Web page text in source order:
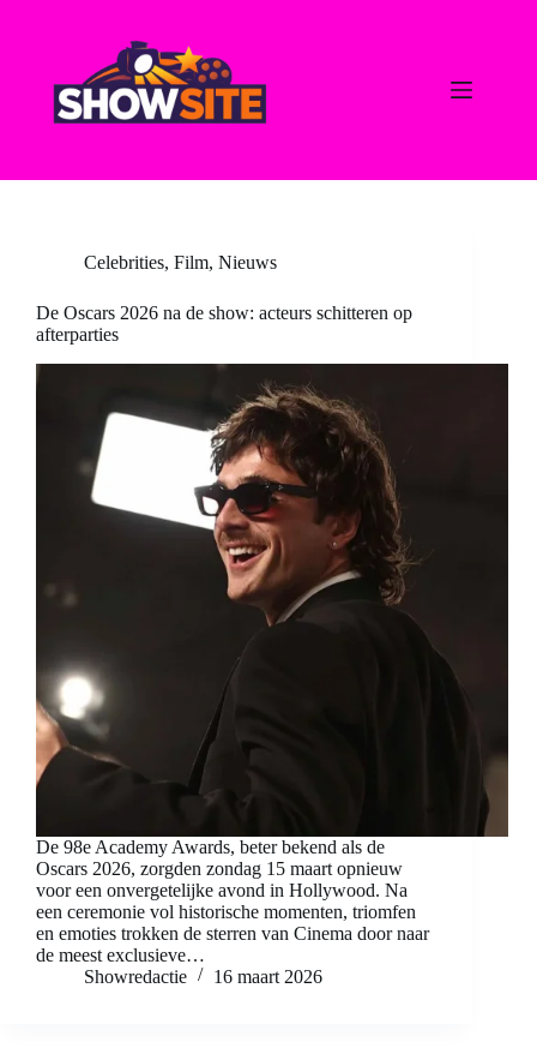
Celebrities, Film, Nieuws
De Oscars 2026 na de show: acteurs schitteren op
afterparties
De 98e Academy Awards, beter bekend als de
Oscars 2026, zorgden zondag 15 maart opnieuw
voor een onvergetelijke avond in Hollywood. Na
een ceremonie vol historische momenten, triomfen
en emoties trokken de sterren van Cinema door naar
de meest exclusieve…
Showredactie
16 maart 2026